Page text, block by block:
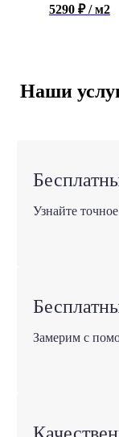
5290 ₽ / м2
Наши
Узнайте
Замерим с